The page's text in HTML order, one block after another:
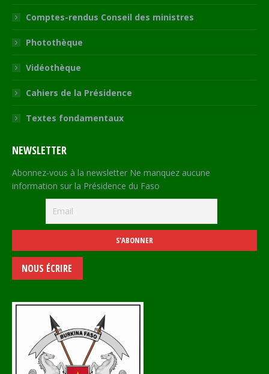
Comptes-rendus Conseil des ministres
Photothèque
Vidéothèque
Cahiers de la Présidence
Textes fondamentaux
NEWSLETTER
Abonnez-vous à la newsletter Ne manquez aucune
information sur la Présidence du Faso
NOUS ÉCRIRE